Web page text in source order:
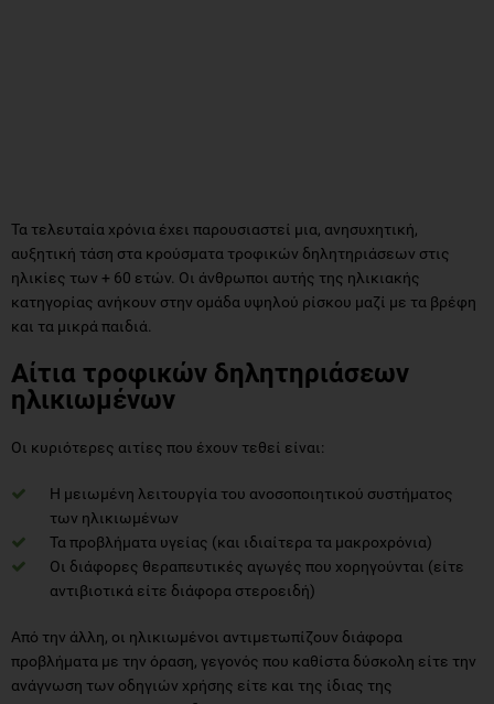
Τα τελευταία χρόνια έχει παρουσιαστεί μια, ανησυχητική,
αυξητική τάση στα κρούσματα τροφικών δηλητηριάσεων στις
ηλικίες των + 60 ετών. Οι άνθρωποι αυτής της ηλικιακής
κατηγορίας ανήκουν στην ομάδα υψηλού ρίσκου μαζί με τα βρέφη
και τα μικρά παιδιά.
Αίτια τροφικών δηλητηριάσεων
ηλικιωμένων
Οι κυριότερες αιτίες που έχουν τεθεί είναι:
Η μειωμένη λειτουργία του ανοσοποιητικού συστήματος
των ηλικιωμένων
Τα προβλήματα υγείας (και ιδιαίτερα τα μακροχρόνια)
Οι διάφορες θεραπευτικές αγωγές που χορηγούνται (είτε
αντιβιοτικά είτε διάφορα στεροειδή)
Από την άλλη, οι ηλικιωμένοι αντιμετωπίζουν διάφορα
προβλήματα με την όραση, γεγονός που καθίστα δύσκολη είτε την
ανάγνωση των οδηγιών χρήσης είτε και της ίδιας της